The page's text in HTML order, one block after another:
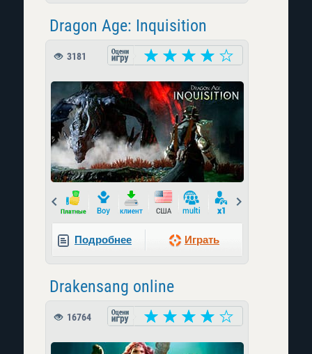
Dragon Age: Inquisition
3181
Prev
Подробнее Играть
Drakensang online
16764